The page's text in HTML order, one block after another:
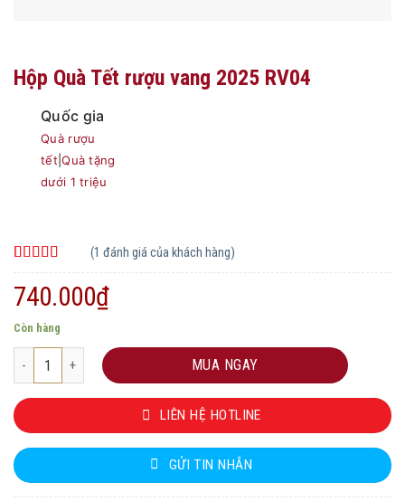
Hộp Quà Tết rượu vang 2025 RV04
Quốc gia
Quà rượu
tết |Quà tặng
dưới 1 triệu
dựa trên
đánh giá
(1 đánh giá của khách hàng)
740.000₫
Còn hàng
Hộp Quà Tết rượu vang 2025 RV04 số lượng
MUA NGAY
LIÊN HỆ HOTLINE
GỬI TIN NHẮN